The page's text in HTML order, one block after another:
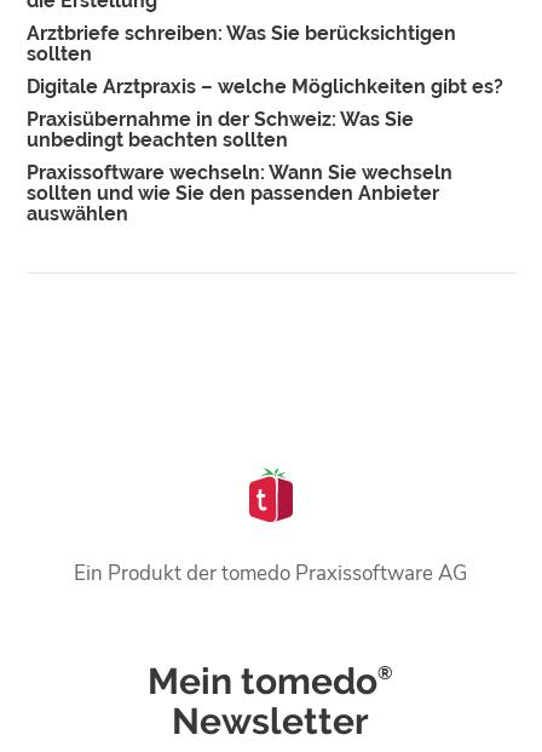
Arztbriefe schreiben: Was Sie berücksichtigen
sollten
Digitale Arztpraxis – welche Möglichkeiten gibt es?
Praxisübernahme in der Schweiz: Was Sie
unbedingt beachten sollten
Praxissoftware wechseln: Wann Sie wechseln
sollten und wie Sie den passenden Anbieter
auswählen
Ein Produkt der tomedo Praxissoftware AG
Mein tomedo®
Newsletter